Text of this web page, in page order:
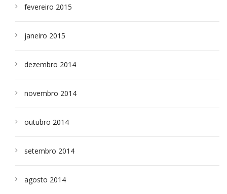
fevereiro 2015
janeiro 2015
dezembro 2014
novembro 2014
outubro 2014
setembro 2014
agosto 2014